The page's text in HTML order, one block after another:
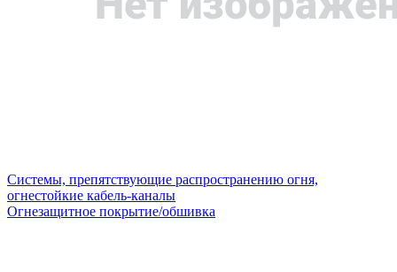
Системы, препятствующие распространению огня,
огнестойкие кабель-каналы
Огнезащитное покрытие/обшивка